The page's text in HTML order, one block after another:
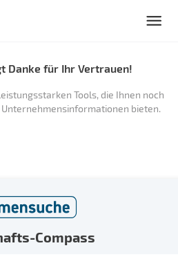
Danke für Ihr Vertrauen!
Tools, die Ihnen noch
bieten.
Compass